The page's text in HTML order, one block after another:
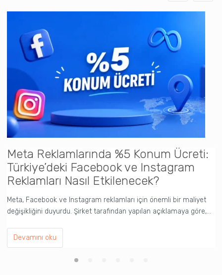
Meta Reklamlarında %5 Konum Ücreti:
Türkiye’deki Facebook ve Instagram
Reklamları Nasıl Etkilenecek?
Meta, Facebook ve Instagram reklamları için önemli bir maliyet
değişikliğini duyurdu. Şirket tarafından yapılan açıklamaya göre,…
Devamını oku